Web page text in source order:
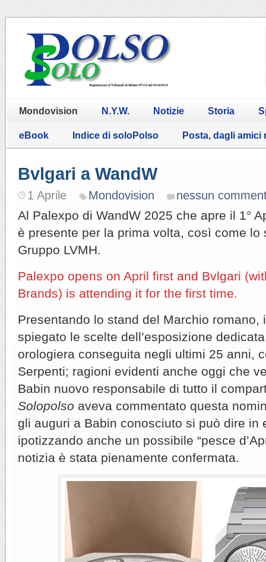
Mondovision N.Y.W. Notizie Storia
eBook Indice di soloPolso Posta, dagli amici
Bvlgari a WandW
1 Aprile Mondovision nessun
Al Palexpo di WandW 2025 che apre il 1°
è presente per la prima volta, così come lo
Gruppo LVMH.
Palexpo opens on April first and Bvlgari
Brands) is attending it for the first time.
Presentando lo stand del Marchio romano,
spiegato le scelte dell’esposizione
orologiera conseguita negli ultimi 25 anni,
Serpenti; ragioni evidenti anche oggi che
Babin nuovo responsabile di tutto il
Solopolso aveva commentato questa
gli auguri a Babin conosciuto si può dire in
ipotizzando anche un possibile “pesce
notizia è stata pienamente confermata.